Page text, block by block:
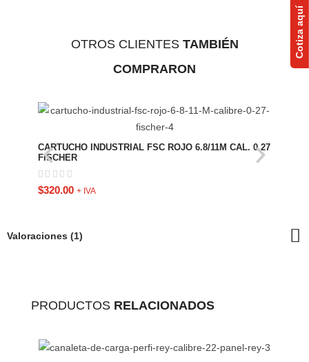
OTROS CLIENTES TAMBIÉN
COMPRARON
CARTUCHO INDUSTRIAL FSC ROJO 6.8/11M CAL. 0.27
FISCHER
$320.00 + IVA
Valoraciones (1)
PRODUCTOS RELACIONADOS
Cotiza aquí